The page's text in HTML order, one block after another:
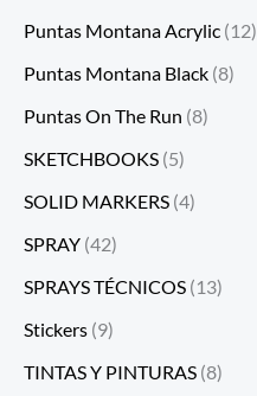
Puntas Montana Acrylic (12)
Puntas Montana Black (8)
Puntas On The Run (8)
SKETCHBOOKS (5)
SOLID MARKERS (4)
SPRAY (42)
SPRAYS TÉCNICOS (13)
Stickers (9)
TINTAS Y PINTURAS (8)